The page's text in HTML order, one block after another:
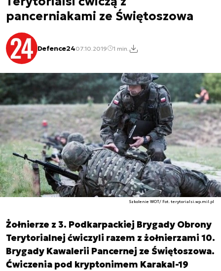
pancerniakami ze Świętoszowa
Defence2407.10.2019 1 min.
Szkolenie WOT/ Fot. terytorialsi.wp.mil.pl
Żołnierze z 3. Podkarpackiej Brygady Obrony
Terytorialnej ćwiczyli razem z żołnierzami 10.
Brygady Kawalerii Pancernej ze Świętoszowa.
Ćwiczenia pod kryptonimem Karakal-19